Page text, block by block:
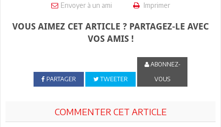
Envoyer à un ami Imprimer
VOUS AIMEZ CET ARTICLE ? PARTAGEZ-LE AVEC
VOS AMIS !
PARTAGER TWEETER
ABONNEZ-
VOUS
COMMENTER CET ARTICLE